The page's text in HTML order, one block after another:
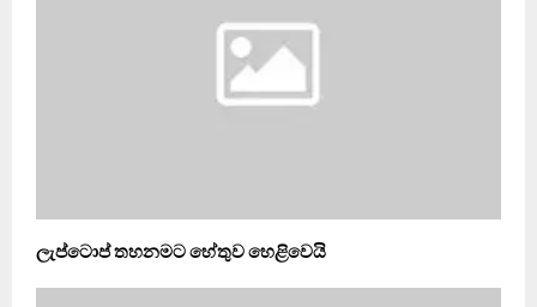
ලැප්ටොප් තහනමට හේතුව හෙළිවෙයි